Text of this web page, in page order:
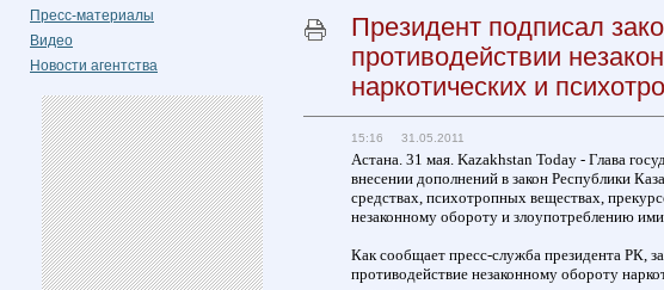
Пресс-материалы
Видео
Новости агентства
Президент подписал
противодействии
наркотических и
15:16 31.05.2011
Астана. 31 мая. Kazakhstan Today - Глава
внесении дополнений в закон Республики
средствах, психотропных веществах,
незаконному обороту и злоупотреблению
Как сообщает пресс-служба президента РК,
противодействие незаконному обороту